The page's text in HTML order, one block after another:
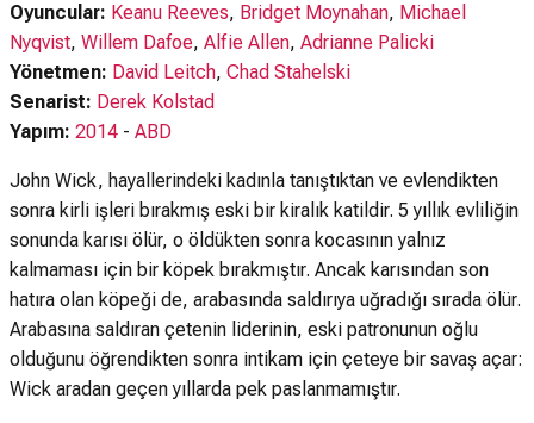
Oyuncular: Keanu Reeves, Bridget Moynahan, Michael
Nyqvist, Willem Dafoe, Alfie Allen, Adrianne Palicki
Yönetmen: David Leitch, Chad Stahelski
Senarist: Derek Kolstad
Yapım: 2014 - ABD
John Wick, hayallerindeki kadınla tanıştıktan ve evlendikten
sonra kirli işleri bırakmış eski bir kiralık katildir. 5 yıllık evliliğin
sonunda karısı ölür, o öldükten sonra kocasının yalnız
kalmaması için bir köpek bırakmıştır. Ancak karısından son
hatıra olan köpeği de, arabasında saldırıya uğradığı sırada ölür.
Arabasına saldıran çetenin liderinin, eski patronunun oğlu
olduğunu öğrendikten sonra intikam için çeteye bir savaş açar:
Wick aradan geçen yıllarda pek paslanmamıştır.